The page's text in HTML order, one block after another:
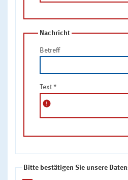
Nachricht
Betreff
Text *
error
Bitte bestätigen Sie unsere